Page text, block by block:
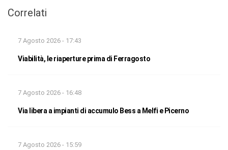
Correlati
7 Agosto 2026 - 17:43
Viabilità, le riaperture prima di Ferragosto
7 Agosto 2026 - 16:48
Via libera a impianti di accumulo Bess a Melfi e Picerno
7 Agosto 2026 - 15:59